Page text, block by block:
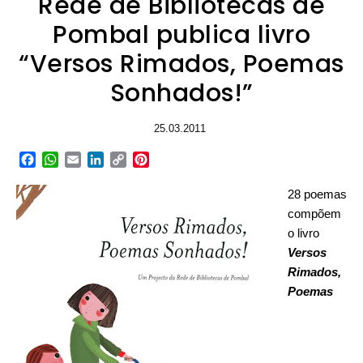
Pombal publica livro
“Versos Rimados, Poemas
Sonhados!”
25.03.2011
Facebook
WhatsApp
EmailLinkedIn
Copy
28 poemas
compõem
o livro
Versos
Rimados,
Poemas